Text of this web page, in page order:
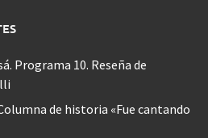
Programa 10. Reseña de
de historia «Fue cantando